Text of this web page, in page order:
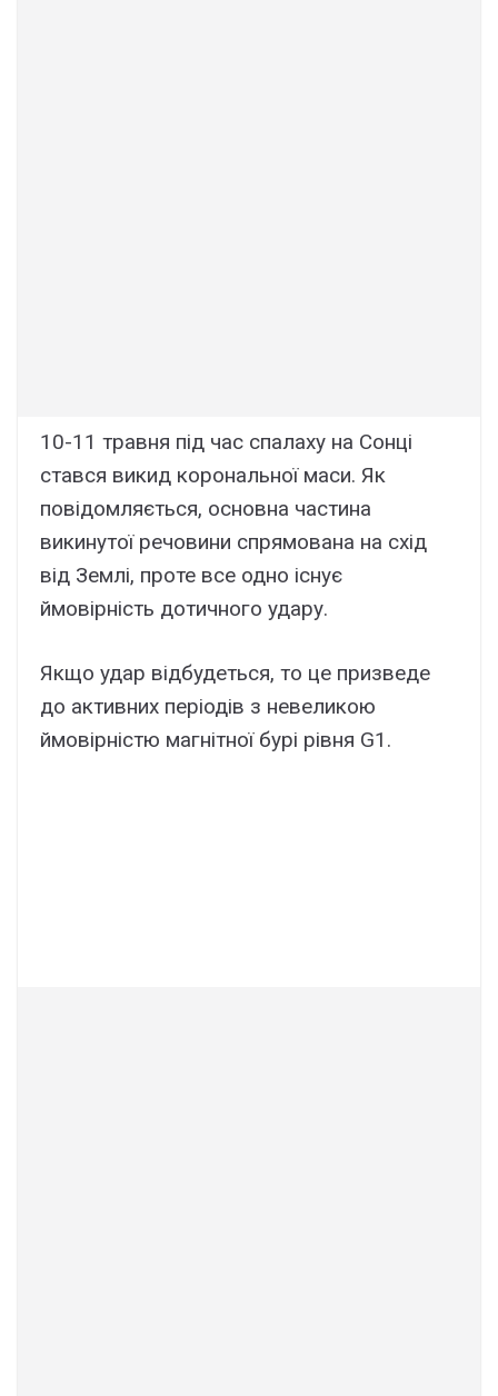
10-11 травня під час спалаху на Сонці
стався викид корональної маси. Як
повідомляється, основна частина
викинутої речовини спрямована на схід
від Землі, проте все одно існує
ймовірність дотичного удару.
Якщо удар відбудеться, то це призведе
до активних періодів з невеликою
ймовірністю магнітної бурі рівня G1.